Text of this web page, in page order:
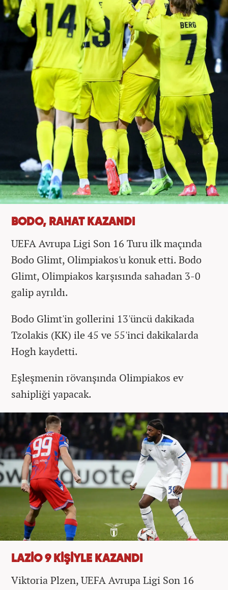
BODO, RAHAT KAZANDI
UEFA Avrupa Ligi Son 16 Turu ilk maçında
Bodo Glimt, Olimpiakos'u konuk etti. Bodo
Glimt, Olimpiakos karşısında sahadan 3-0
galip ayrıldı.
Bodo Glimt'in gollerini 13'üncü dakikada
Tzolakis (KK) ile 45 ve 55'inci dakikalarda
Hogh kaydetti.
Eşleşmenin rövanşında Olimpiakos ev
sahipliği yapacak.
LAZİO 9 KİŞİYLE KAZANDI
Viktoria Plzen, UEFA Avrupa Ligi Son 16